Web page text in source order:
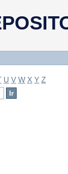
U V W X Y Z